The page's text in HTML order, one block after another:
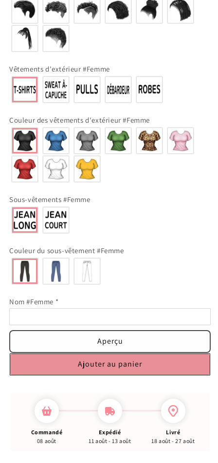
Vêtements d'extérieur #Femme
Couleur des vêtements d'extérieur #Femme
Sous-vêtements #Femme
Couleur du sous-vêtement #Femme
Nom #Femme *
Aperçu
Ajouter au panier
Commandé
08 août
Expédié
11 août - 13 août
Livré
18 août - 27 août